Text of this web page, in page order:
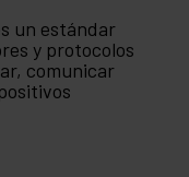
un estándar
y protocolos
comunicar